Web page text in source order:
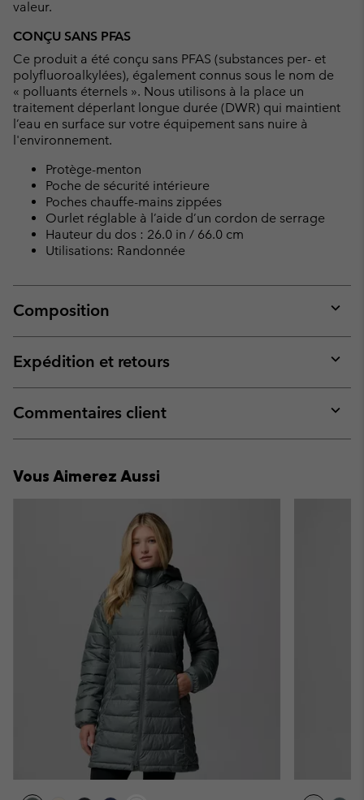
valeur.
CONÇU SANS PFAS
Ce produit a été conçu sans PFAS (substances per- et
polyfluoroalkylées), également connus sous le nom de
« polluants éternels ». Nous utilisons à la place un
traitement déperlant longue durée (DWR) qui maintient
l’eau en surface sur votre équipement sans nuire à
l'environnement.
Protège-menton
Poche de sécurité intérieure
Poches chauffe-mains zippées
Ourlet réglable à l’aide d’un cordon de serrage
Hauteur du dos : 26.0 in / 66.0 cm
Utilisations: Randonnée
Composition
or
Expédition et retours
or
Commentaires client
or
Vous Aimerez Aussi